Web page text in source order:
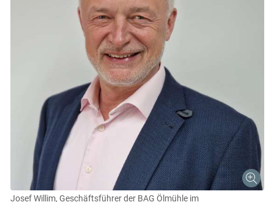
Josef Willim, Geschäftsführer der BAG Ölmühle im